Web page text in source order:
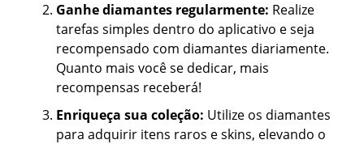
Ganhe diamantes regularmente: Realize
tarefas simples dentro do aplicativo e seja
recompensado com diamantes diariamente.
Quanto mais você se dedicar, mais
recompensas receberá!
Enriqueça sua coleção: Utilize os diamantes
para adquirir itens raros e skins, elevando o